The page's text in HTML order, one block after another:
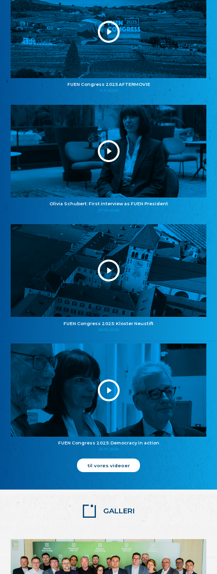
FUEN Congress 2025 AFTERMOVIE
11.11.2025
Olivia Schubert: First interview as FUEN President
27.10.2025
FUEN Congress 2025: Kloster Neustift
26.10.2025
FUEN Congress 2025: Democracy in action
25.10.2025
til vores videoer
GALLERI